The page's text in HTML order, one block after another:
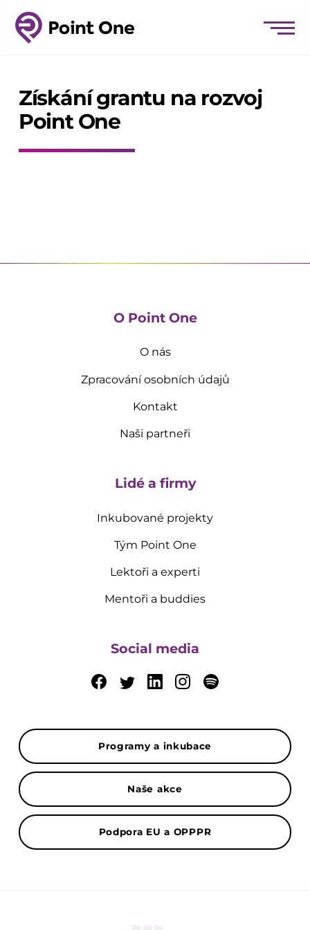
Získání grantu na rozvoj
Point One
O Point One
O nás
Zpracování osobních údajů
Kontakt
Naši partneři
Lidé a firmy
Inkubované projekty
Tým Point One
Lektoři a experti
Mentoři a buddies
Social media
Programy a inkubace
Naše akce
Podpora EU a OPPPR